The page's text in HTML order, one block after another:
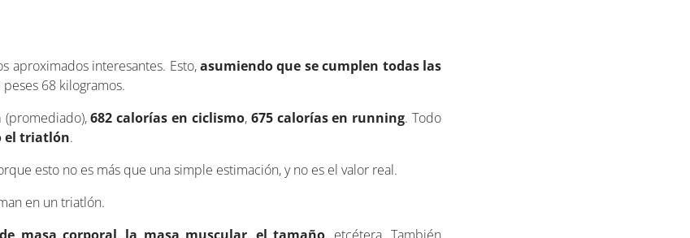
aproximados interesantes. Esto,asumiendo que se cumplen todas las
68 kilogramos.
(promediado),682 calorías en ciclismo, 675 calorías en running. Todo
el triatlón.
esto no es más que una simple estimación, y no es el valor real.
en un triatlón.
masa corporal, la masa muscular, el tamaño, etcétera. También